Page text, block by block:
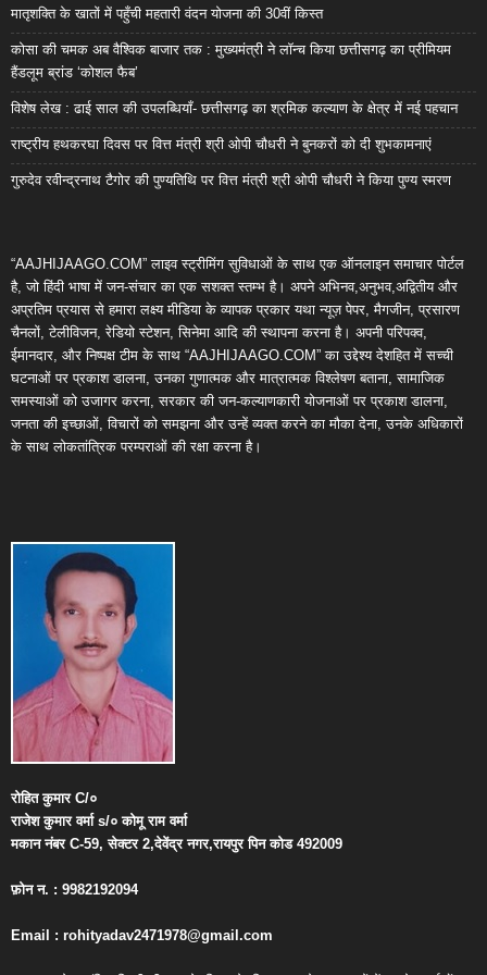
मातृशक्ति के खातों में पहुँची महतारी वंदन योजना की 30वीं किस्त
कोसा की चमक अब वैश्विक बाजार तक : मुख्यमंत्री ने लॉन्च किया छत्तीसगढ़ का प्रीमियम
हैंडलूम ब्रांड ‘कोशल फैब’
विशेष लेख : ढाई साल की उपलब्धियाँ- छत्तीसगढ़ का श्रमिक कल्याण के क्षेत्र में नई पहचान
राष्ट्रीय हथकरघा दिवस पर वित्त मंत्री श्री ओपी चौधरी ने बुनकरों को दी शुभकामनाएं
गुरुदेव रवीन्द्रनाथ टैगोर की पुण्यतिथि पर वित्त मंत्री श्री ओपी चौधरी ने किया पुण्य स्मरण
“AAJHIJAAGO.COM” लाइव स्ट्रीमिंग सुविधाओं के साथ एक ऑनलाइन समाचार पोर्टल
है, जो हिंदी भाषा में जन-संचार का एक सशक्त स्तम्भ है। अपने अभिनव,अनुभव,अद्वितीय और
अप्रतिम प्रयास से हमारा लक्ष्य मीडिया के व्यापक प्रकार यथा न्यूज़ पेपर, मैगजीन, प्रसारण
चैनलों, टेलीविजन, रेडियो स्टेशन, सिनेमा आदि की स्थापना करना है। अपनी परिपक्व,
ईमानदार, और निष्पक्ष टीम के साथ “AAJHIJAAGO.COM” का उद्देश्य देशहित में सच्ची
घटनाओं पर प्रकाश डालना, उनका गुणात्मक और मात्रात्मक विश्लेषण बताना, सामाजिक
समस्याओं को उजागर करना, सरकार की जन-कल्याणकारी योजनाओं पर प्रकाश डालना,
जनता की इच्छाओं, विचारों को समझना और उन्हें व्यक्त करने का मौका देना, उनके अधिकारों
के साथ लोकतांत्रिक परम्पराओं की रक्षा करना है।
रोहित कुमारC/०
राजेश कुमार वर्माs/० कोमू राम वर्मा
मकान नंबरC-59,सेक्टर2,देवेंद्र नगर,रायपुर पिन कोड492009
फ़ोन न. : 9982192094
Email : rohityadav2471978@gmail.com